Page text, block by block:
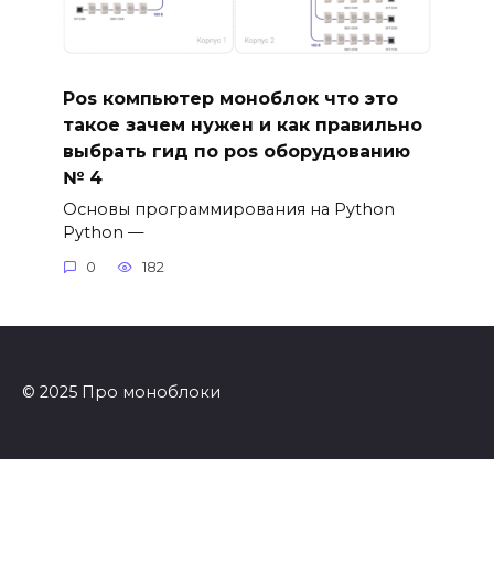
Pos компьютер моноблок что это
такое зачем нужен и как правильно
выбрать гид по pos оборудованию
№ 4
Основы программирования на Python
Python —
0 182
© 2025 Про моноблоки